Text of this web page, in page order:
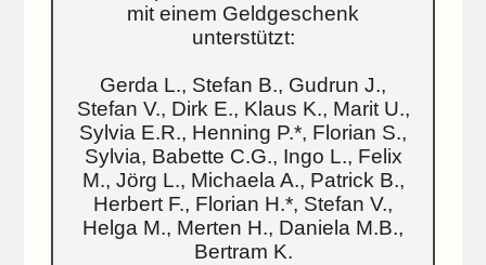
mit einem Geldgeschenk
unterstützt:
Gerda L., Stefan B., Gudrun J.,
Stefan V., Dirk E., Klaus K., Marit U.,
Sylvia E.R., Henning P.*, Florian S.,
Sylvia, Babette C.G., Ingo L., Felix
M., Jörg L., Michaela A., Patrick B.,
Herbert F., Florian H.*, Stefan V.,
Helga M., Merten H., Daniela M.B.,
Bertram K.